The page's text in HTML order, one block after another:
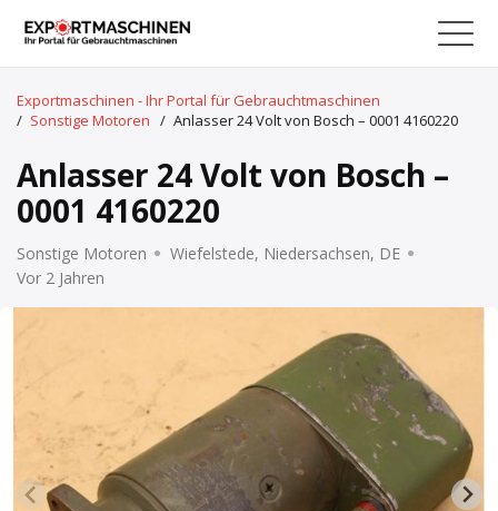
Exportmaschinen - Ihr Portal für Gebrauchtmaschinen
/ Sonstige Motoren / Anlasser 24 Volt von Bosch – 0001 4160220
Anlasser 24 Volt von Bosch –
0001 4160220
Sonstige Motoren
Wiefelstede, Niedersachsen, DE
Vor 2 Jahren